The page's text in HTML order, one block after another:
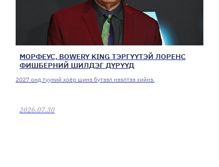
МОРФЕУС, BOWERY KING ТЭРГҮҮТЭЙ ЛОРЕНС
ФИШБЕРНИЙ ШИЛДЭГ ДҮРҮҮД
2027 онд түүний хоёр шинэ бүтээл нээлтээ хийнэ.
2026.07.30